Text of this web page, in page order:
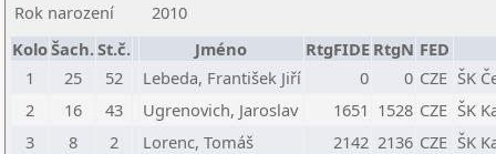
Rok narození
2010
KoloŠach.St.č. Jméno RtgFIDE RtgN FED
1
25 52 Lebeda, František Jiří 0 0 CZE ŠK
2
16 43 Ugrenovich, Jaroslav 1651 1528 CZE ŠK
3
8 2 Lorenc, Tomáš 2142 2136 CZE ŠK